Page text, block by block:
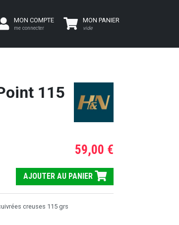
MON COMPTE
me connecter
MON PANIER
vide
115
59,00 €
AJOUTER AU PANIER
creuses 115 grs